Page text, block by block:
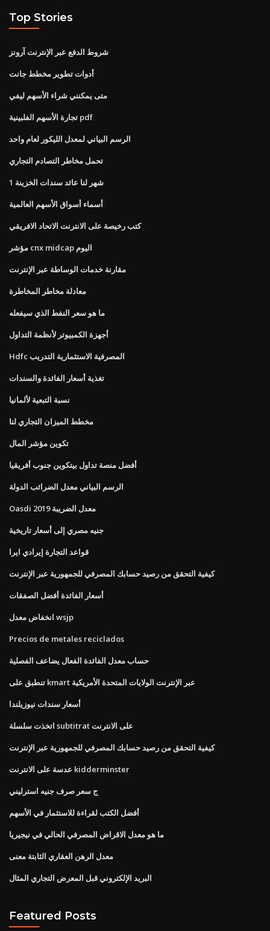
Top Stories
شروط الدفع عبر الإنترنت آرونز
أدوات تطوير مخطط جانت
متى يمكنني شراء الأسهم ليفي
تجارة الأسهم الفلبينية pdf
الرسم البياني لمعدل الليكور لعام واحد
تحمل مخاطر التصادم التجاري
1 شهر لنا عائد سندات الخزينة
أسماء أسواق الأسهم العالمية
كتب رخيصة على الانترنت الاتحاد الافريقي
مؤشر cnx midcap اليوم
مقارنة خدمات الوساطة عبر الإنترنت
معادلة مخاطر المخاطرة
ما هو سعر النفط الذي سيفعله
أجهزة الكمبيوتر لأنظمة التداول
Hdfc المصرفية الاستثمارية التدريب
تغذية أسعار الفائدة والسندات
نسبة التبعية لألمانيا
مخطط الميزان التجاري لنا
تكوين مؤشر المال
أفضل منصة تداول بيتكوين جنوب أفريقيا
الرسم البياني معدل الضرائب الدولة
Oasdi معدل الضريبة 2019
جنيه مصري إلى أسعار تاريخية
قواعد التجارة إيرادي ايرا
كيفية التحقق من رصيد حسابك المصرفي للجمهورية عبر الإنترنت
أسعار الفائدة أفضل الصفقات
انخفاض معدل wsjp
Precios de metales reciclados
حساب معدل الفائدة الفعال يضاعف الفصلية
تنطبق على kmart عبر الإنترنت الولايات المتحدة الأمريكية
أسعار سندات نيوزيلندا
اتخذت سلسلة subtitrat على الانترنت
كيفية التحقق من رصيد حسابك المصرفي للجمهورية عبر الإنترنت
عدسة على الانترنت kidderminster
ج سعر صرف جنيه استرليني
أفضل الكتب لقراءة للاستثمار في الأسهم
ما هو معدل الاقراض المصرفي الحالي في نيجيريا
معدل الرهن العقاري الثابتة معنى
البريد الإلكتروني قبل المعرض التجاري المثال
Featured Posts